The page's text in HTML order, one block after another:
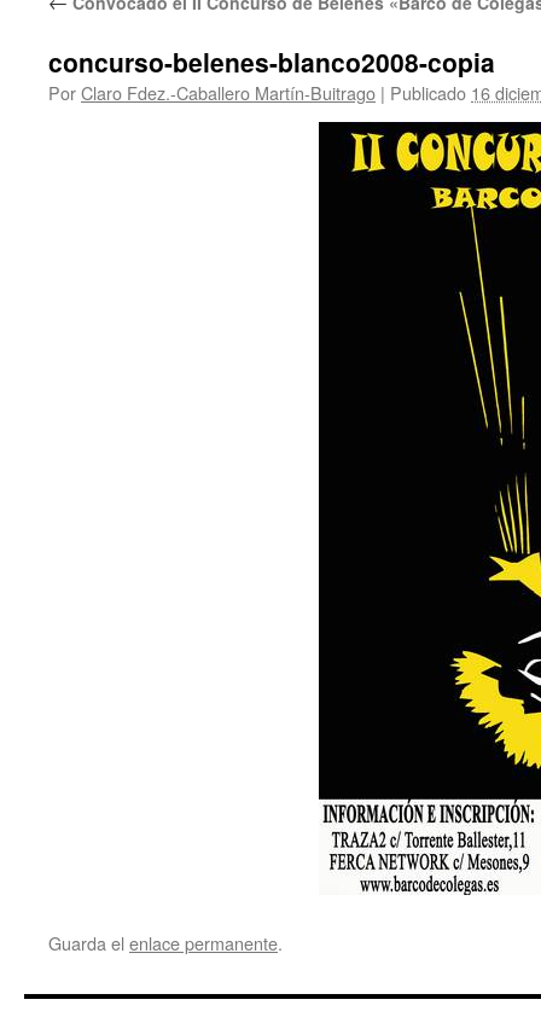
concurso-belenes-blanco2008-copia
PorClaro Fdez.-Caballero Martín-Buitrago | Publicado 16
Guarda el enlace permanente.